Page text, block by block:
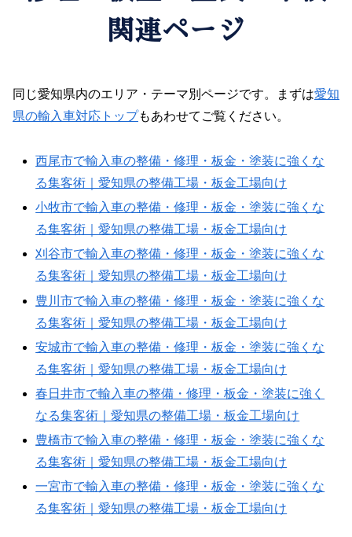
関連ページ
同じ愛知県内のエリア・テーマ別ページです。まずは愛知
県の輸入車対応トップもあわせてご覧ください。
西尾市で輸入車の整備・修理・板金・塗装に強くな
る集客術｜愛知県の整備工場・板金工場向け
小牧市で輸入車の整備・修理・板金・塗装に強くな
る集客術｜愛知県の整備工場・板金工場向け
刈谷市で輸入車の整備・修理・板金・塗装に強くな
る集客術｜愛知県の整備工場・板金工場向け
豊川市で輸入車の整備・修理・板金・塗装に強くな
る集客術｜愛知県の整備工場・板金工場向け
安城市で輸入車の整備・修理・板金・塗装に強くな
る集客術｜愛知県の整備工場・板金工場向け
春日井市で輸入車の整備・修理・板金・塗装に強く
なる集客術｜愛知県の整備工場・板金工場向け
豊橋市で輸入車の整備・修理・板金・塗装に強くな
る集客術｜愛知県の整備工場・板金工場向け
一宮市で輸入車の整備・修理・板金・塗装に強くな
る集客術｜愛知県の整備工場・板金工場向け